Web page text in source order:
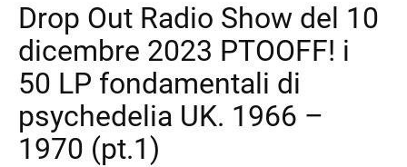
Drop Out Radio Show del 10
dicembre 2023 PTOOFF! i
50 LP fondamentali di
psychedelia UK. 1966 –
1970 (pt.1)